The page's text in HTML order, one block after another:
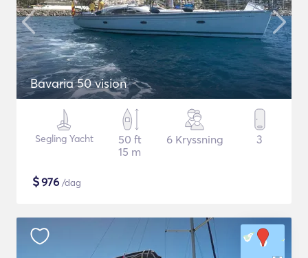
Bavaria 50 vision
Segling Yacht
50 ft
15 m
6 Kryssning 3
$976 /dag